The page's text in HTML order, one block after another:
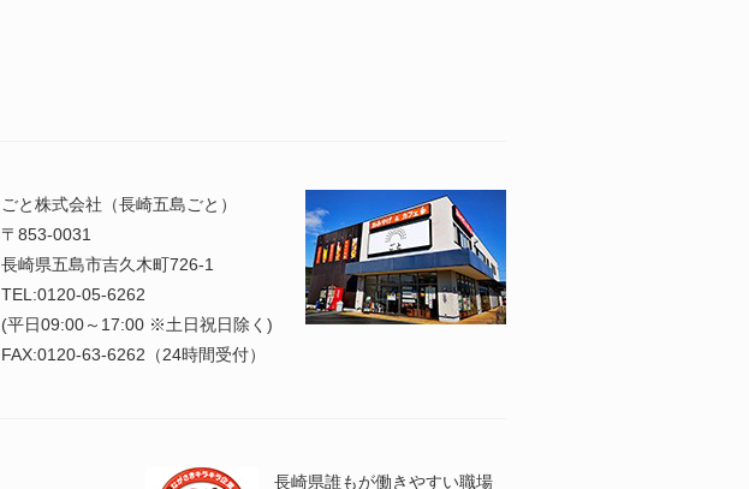
ごと株式会社（長崎五島ごと）
〒853-0031
長崎県五島市吉久木町726-1
TEL:0120-05-6262
(平日09:00～17:00 ※土日祝日除く)
FAX:0120-63-6262（24時間受付）
長崎県誰もが働きやすい職場